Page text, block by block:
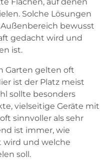
Solche Lösungen
bewusst
gedacht wird und
ist.
Garten gelten oft
ist der Platz meist
sollte besonders
vielseitige Geräte mit
sinnvoller als sehr
ist immer, wie
wird und welche
soll.